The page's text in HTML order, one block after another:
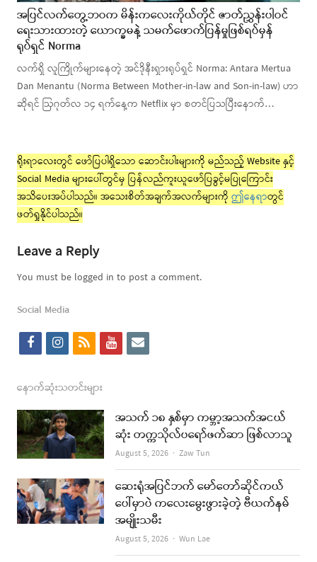
အပြင်လက်တွေ့ဘဝက မိန်းကလေးကိုယ်တိုင် ဇာတ်ညွှန်းပါဝင်
ရေးသားထားတဲ့ ယောက္ခမနဲ့ သမက်ဖောက်ပြန်မှုဖြစ်ရပ်မှန်
ရုပ်ရှင် Norma
လက်ရှိ လူကြိုက်များနေတဲ့ အင်ဒိုနီးရှားရုပ်ရှင် Norma: Antara Mertua
Dan Menantu (Norma Between Mother-in-law and Son-in-law) ဟာ
ဆိုရင် ဩဂုတ်လ ၁၄ ရက်နေ့က Netflix မှာ စတင်ပြသပြီးနောက်…
ရိုးရာလေးတွင် ဖော်ပြပါရှိသော ဆောင်းပါးများကို မည်သည့် Website နှင့်
Social Media များပေါ်တွင်မှ ပြန်လည်ကူးယူဖော်ပြခွင့်မပြုကြောင်း
အသိပေးအပ်ပါသည်။ အသေးစိတ်အချက်အလက်များကို ဤနေရာတွင်
ဖတ်ရှုနိုင်ပါသည်။
Leave a Reply
You must be logged in to post a comment.
Social Media
f
c
e
b
o
o
k
i
s
t
a
g
r
a
m
r
s
y
t
u
b
e
i
l
နောက်ဆုံးသတင်းများ
အသက် ၁၈ နှစ်မှာ ကမ္ဘာ့အသက်အငယ်
ဆုံး တက္ကသိုလ်ပရော်ဖက်ဆာ ဖြစ်လာသူ
August 5, 2026 Author
Zaw Tun
ဆေးရုံအပြင်ဘက် မော်တော်ဆိုင်ကယ်
ပေါ်မှာပဲ ကလေးမွေးဖွားခဲ့တဲ့ ဗီယက်နမ်
အမျိုးသမီး
August 5, 2026 Author
Wun Lae